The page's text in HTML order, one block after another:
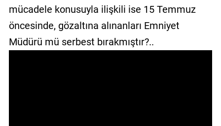
mücadele konusuyla ilişkili ise 15 Temmuz
öncesinde, gözaltına alınanları Emniyet
Müdürü mü serbest bırakmıştır?..